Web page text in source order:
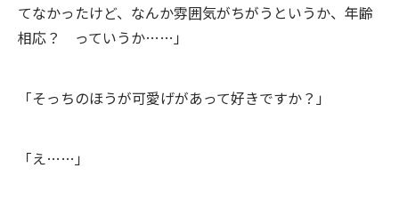
てなかったけど、なんか雰囲気がちがうというか、年齢
相応？ っていうか……」
「そっちのほうが可愛げがあって好きですか？」
「え……」